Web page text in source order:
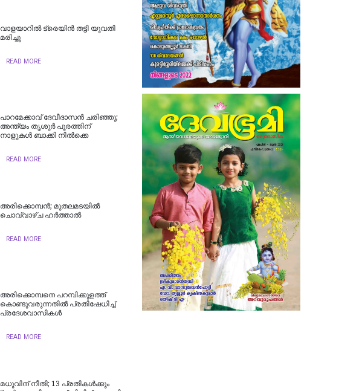
വാളയാറില്‍ ട്രെയിന്‍ തട്ടി യുവതി
മരിച്ചു
READ MORE
പാറമേക്കാവ് ദേവീദാസന്‍ ചരിഞ്ഞു;
അന്ത്യം തൃശുര്‍ പൂരത്തിന്
നാളുകള്‍ ബാക്കി നില്‍ക്കെ
READ MORE
അരിക്കൊമ്പന്‍; മുതലമടയിൽ
ചൊവ്വാഴ്ച ഹർത്താൽ
READ MORE
അരിക്കൊമ്പനെ പറമ്പിക്കുളത്ത്
കൊണ്ടുവരുന്നതിൽ പ്രതിഷേധിച്ച്
പ്രദേശവാസികള്‍
READ MORE
മധുവിന് നീതി; 13 പ്രതികൾക്കും